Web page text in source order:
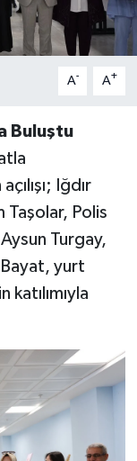
A- A+
Buluştu
Iğdır
Taşolar, Polis
Turgay,
yurt